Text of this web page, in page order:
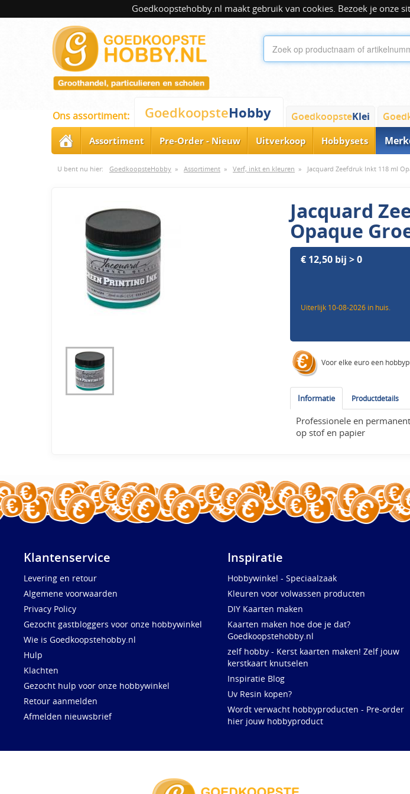
Goedkoopstehobby.nl maakt gebruik van cookies. Bezoek je onze
Ons assortiment: GoedkoopsteHobby GoedkoopsteKlei
Assortiment Pre-Order - Nieuw Uitverkoop Hobbysets
U bent nu hier: GoedkoopsteHobby » Assortiment » Verf, inkt en kleuren » Jacquard Zeefdruk Inkt 118 ml
Jacquard
Opaque
€ 12,50 bij > 0
Uiterlijk 10-08-2026 in huis.
Voor elke euro een
Informatie Productdetails
Professionele en
op stof en papier
Klantenservice
Levering en retour
Algemene voorwaarden
Privacy Policy
Gezocht gastbloggers voor onze hobbywinkel
Wie is Goedkoopstehobby.nl
Hulp
Klachten
Gezocht hulp voor onze hobbywinkel
Retour aanmelden
Afmelden nieuwsbrief
Inspiratie
Hobbywinkel - Speciaalzaak
Kleuren voor volwassen producten
DIY Kaarten maken
Kaarten maken hoe doe je dat?
Goedkoopstehobby.nl
zelf hobby - Kerst kaarten maken! Zelf jouw
kerstkaart knutselen
Inspiratie Blog
Uv Resin kopen?
Wordt verwacht hobbyproducten - Pre-order
hier jouw hobbyproduct